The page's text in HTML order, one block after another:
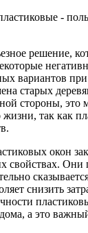
решение,
вариантов
старых
стороны, это
жизни, так как
окон
свойствах.
снизить
а это